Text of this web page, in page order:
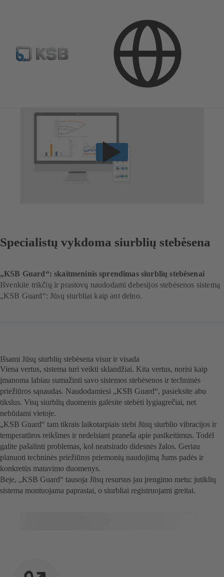
Eksploatacija Siurblių stebėsena
Specialistų vykdoma siurblių stebėsena
„KSB Guard“: skaitmeninis sprendimas siurblių stebėsenai
Išvenkite trikčių ir prastovų naudodami debesijos stebėsenos sistemą
„KSB Guard“: Jūsų siurbliai kaip ant delno.
Išsami Jūsų siurblių stebėsena visur ir visada
Viena vertus, sistema turi veikti sklandžiai. Kita vertus, norisi kaip
įmanoma labiau sumažinti savo sistemos stebėsenos ir techninės
priežiūros sąnaudas. Naudodamiesi „KSB Guard“, pasieksite abu
tikslus. Visų siurblių duomenis galėsite stebėti lygiagrečiai, net
nebūdami vietoje.
„KSB Guard“ tam tikrais laikotarpiais stebi Jūsų siurblio vibracijos ir
temperatūros reikšmes ir nedelsiant praneša apie pasikeitimus. Todėl
galite pašalinti problemas, kol neatsirado didesnės žalos. Geriau
planuoti techninės priežiūros priemonių naudojimą Jums padės ir
konkretūs matavimo duomenys.
Beje, „KSB Guard“ tausoja Jūsų resursus jau įrengimo metu: jutiklių
sistema montuojama paprastai, o siurbliai registruojami greitai.